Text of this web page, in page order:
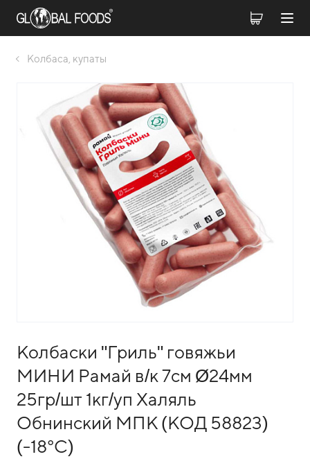
Колбаса, купаты
Колбаски "Гриль" говяжьи
МИНИ Рамай в/к 7см Ø24мм
25гр/шт 1кг/уп Халяль
Обнинский МПК (КОД 58823)
(-18°С)